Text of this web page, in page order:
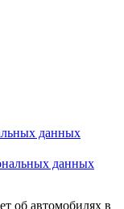
данных
данных
об автомобилях в